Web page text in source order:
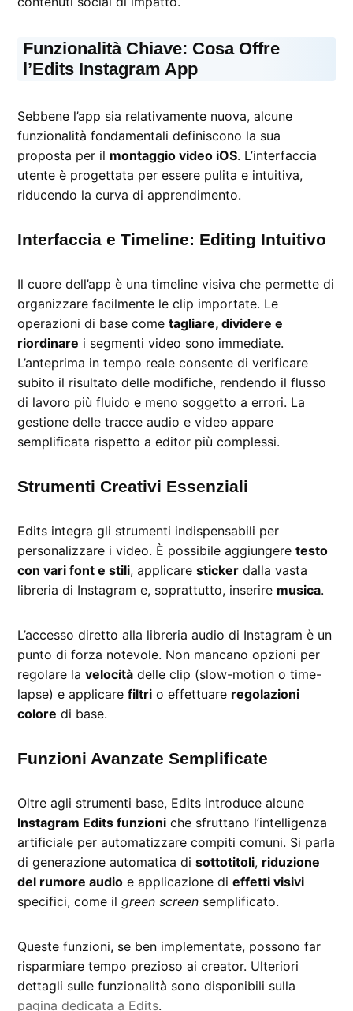
Funzionalità Chiave: Cosa Offre
l’Edits Instagram App
Sebbene l’app sia relativamente nuova, alcune
funzionalità fondamentali definiscono la sua
proposta per il montaggio video iOS. L’interfaccia
utente è progettata per essere pulita e intuitiva,
riducendo la curva di apprendimento.
Interfaccia e Timeline: Editing Intuitivo
Il cuore dell’app è una timeline visiva che permette di
organizzare facilmente le clip importate. Le
operazioni di base cometagliare, dividere e
riordinare i segmenti video sono immediate.
L’anteprima in tempo reale consente di verificare
subito il risultato delle modifiche, rendendo il flusso
di lavoro più fluido e meno soggetto a errori. La
gestione delle tracce audio e video appare
semplificata rispetto a editor più complessi.
Strumenti Creativi Essenziali
Edits integra gli strumenti indispensabili per
personalizzare i video. È possibile aggiungeretesto
con vari font e stili, applicaresticker dalla vasta
libreria di Instagram e, soprattutto, inserire musica.
L’accesso diretto alla libreria audio di Instagram è un
punto di forza notevole. Non mancano opzioni per
regolare lavelocità delle clip (slow-motion o time-
lapse) e applicarefiltri o effettuare regolazioni
colore di base.
Funzioni Avanzate Semplificate
Oltre agli strumenti base, Edits introduce alcune
Instagram Edits funzioni che sfruttano l’intelligenza
artificiale per automatizzare compiti comuni. Si parla
di generazione automatica disottotitoli, riduzione
del rumore audio e applicazione dieffetti visivi
specifici, come ilgreen screen semplificato.
Queste funzioni, se ben implementate, possono far
risparmiare tempo prezioso ai creator. Ulteriori
dettagli sulle funzionalità sono disponibili sulla
pagina dedicata a Edits.